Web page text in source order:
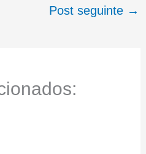
Post seguinte →